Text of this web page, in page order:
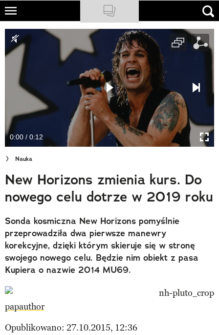
Skip
main
content
NATIONAL GEOGRAPHIC
TRAVELER
PODCASTY
Newsletter
Cuda Polski
Wielki Konkurs Fotograficzny
Trendbook Podróżniczy
Polecane
0:00 / 0:12
Nauka
New Horizons zmienia kurs. Do
nowego celu dotrze w 2019 roku
Sonda kosmiczna New Horizons pomyślnie
przeprowadziła dwa pierwsze manewry
korekcyjne, dzięki którym skieruje się w stronę
swojego nowego celu. Będzie nim obiekt z pasa
Kupiera o nazwie 2014 MU69.
papauthor
Opublikowano: 27.10.2015, 12:36